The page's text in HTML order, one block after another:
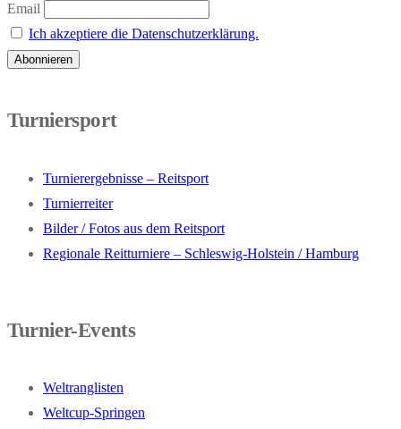
Email
Ich akzeptiere die Datenschutzerklärung.
Turniersport
Turnierergebnisse – Reitsport
Turnierreiter
Bilder / Fotos aus dem Reitsport
Regionale Reitturniere – Schleswig-Holstein / Hamburg
Turnier-Events
Weltranglisten
Weltcup-Springen